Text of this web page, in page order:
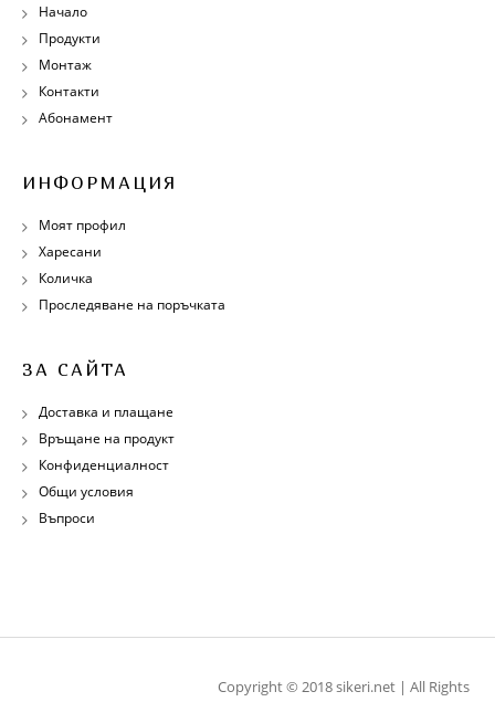
Начало
Продукти
Монтаж
Контакти
Абонамент
ИНФОРМАЦИЯ
Моят профил
Харесани
Количка
Проследяване на поръчката
ЗА САЙТА
Доставка и плащане
Връщане на продукт
Конфиденциалност
Общи условия
Въпроси
Copyright © 2018 sikeri.net | All Rights